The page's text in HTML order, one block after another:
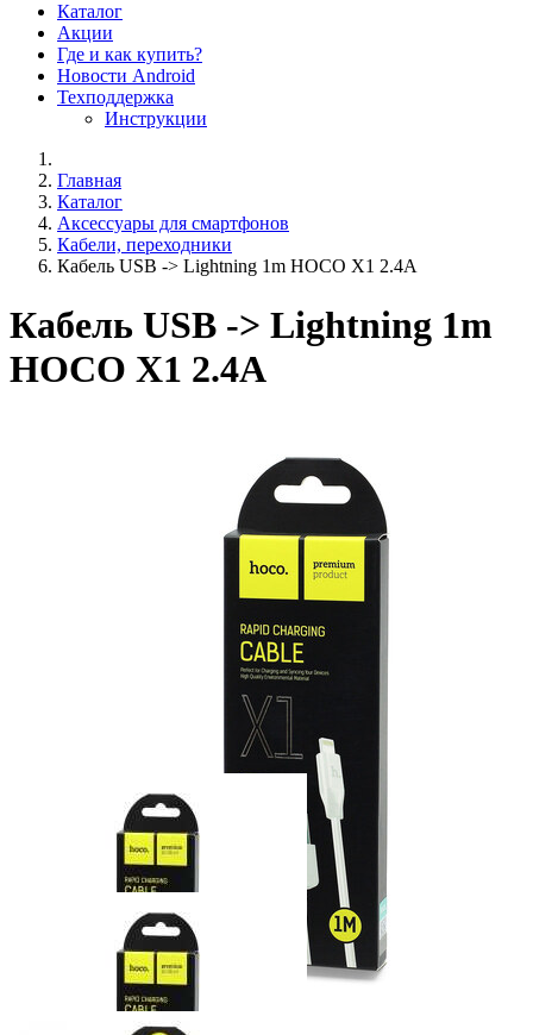
Каталог
Акции
Где и как купить?
Новости Android
Техподдержка
Инструкции
Главная
Каталог
Аксессуары для смартфонов
Кабели, переходники
Кабель USB -> Lightning 1m HOCO X1 2.4A
Кабель USB -> Lightning 1m
HOCO X1 2.4A